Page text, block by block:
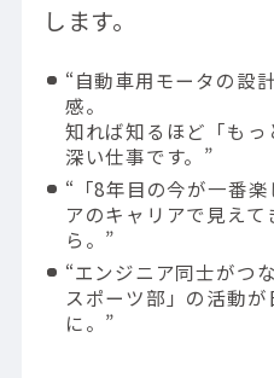
します。
“自動車用モータの設
感。
知れば知るほど「も
深い仕事です。”
“「8年目の今が一番
アのキャリアで見え
ら。”
“エンジニア同士がつ
スポーツ部」の活動
に。”